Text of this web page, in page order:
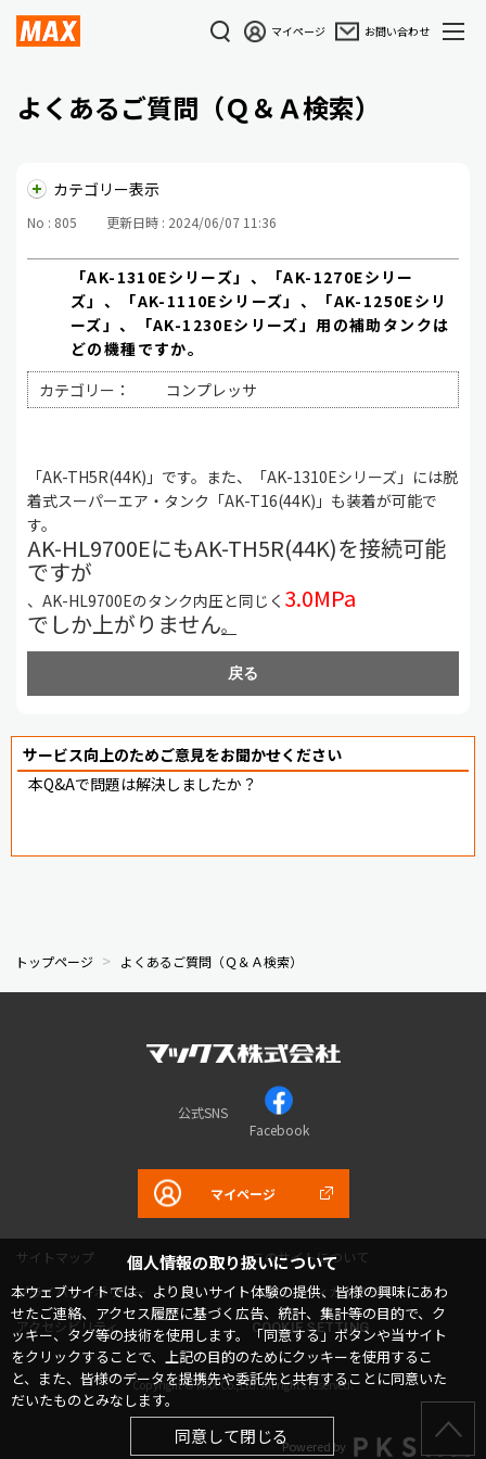
マイページ お問い合わせ
よくあるご質問（Ｑ＆Ａ検索）
個人情報の取り扱いについて
本ウェブサイトでは、より良いサイト体験の提供、皆様の興味にあわ
せたご連絡、アクセス履歴に基づく広告、統計、集計等の目的で、ク
ッキー、タグ等の技術を使用します。「同意する」ボタンや当サイト
をクリックすることで、上記の目的のためにクッキーを使用するこ
と、また、皆様のデータを提携先や委託先と共有することに同意いた
だいたものとみなします。
同意して閉じる
カテゴリー表示
No : 805 更新日時 : 2024/06/07 11:36
「AK-1310Eシリーズ」、「AK-1270Eシリー
ズ」、「AK-1110Eシリーズ」、「AK-1250Eシリ
ーズ」、「AK-1230Eシリーズ」用の補助タンクは
どの機種ですか。
カテゴリー：
コンプレッサ
「AK-TH5R(44K)」です。また、「AK-1310Eシリーズ」には脱
着式スーパーエア・タンク「AK-T16(44K)」も装着が可能で
す。
AK-HL9700EにもAK-TH5R(44K)を接続可能
ですが
、AK-HL9700Eのタンク内圧と同じく 3.0MPa
でしか上がりません。
戻る
サービス向上のためご意見をお聞かせください
本Q&Aで問題は解決しましたか？
トップページ よくあるご質問（Ｑ＆Ａ検索）
公式SNS
Facebook
マイページ
サイトマップ
このサイトについて
プライバシーポリシー
コミュニティガイドライン
アクセシビリティ
COOKIE SETTING
Copyright © MAX Co.,Ltd. All rights reserved.
Powered by